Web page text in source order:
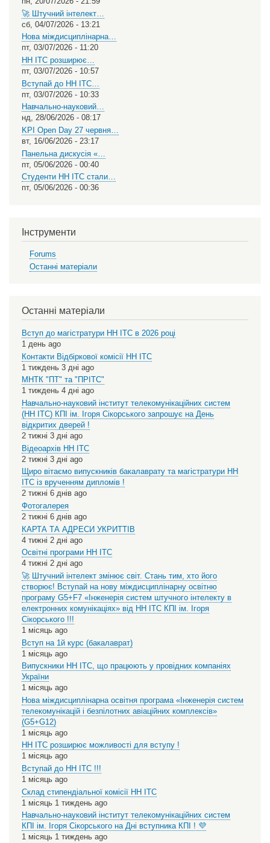
🚀 Штучний інтелект…
сб, 04/07/2026 - 13:21
Нова міждисциплінарна…
пт, 03/07/2026 - 11:20
НН ІТС розширює…
пт, 03/07/2026 - 10:57
Вступай до НН ІТС…
пт, 03/07/2026 - 10:33
Навчально-науковий…
нд, 28/06/2026 - 08:17
KPI Open Day 27 червня…
вт, 16/06/2026 - 23:17
Панельна дискусія «…
пт, 05/06/2026 - 00:40
Студенти НН ІТС стали…
пт, 05/06/2026 - 00:36
Інструменти
Forums
Останні матеріали
Останні матеріали
Вступ до магістратури НН ІТС в 2026 році
1 день ago
Контакти Відбіркової комісії НН ІТС
1 тиждень 3 дні ago
МНТК "ПТ" та "ПРІТС"
1 тиждень 4 дні ago
Навчально-науковий інститут телекомунікаційних систем
(НН ІТС) КПІ ім. Ігоря Сікорського запрошує на День
відкритих дверей !
2 тижні 3 дні ago
Відеоархів НН ІТС
2 тижні 3 дні ago
Щиро вітаємо випускників бакалаврату та магістратури НН
ІТС із врученням дипломів !
2 тижні 6 днів ago
Фотогалерея
2 тижні 6 днів ago
КАРТА ТА АДРЕСИ УКРИТТІВ
4 тижні 2 дні ago
Освітні програми НН ІТС
4 тижні 2 дні ago
🚀 Штучний інтелект змінює світ. Стань тим, хто його
створює! Вступай на нову міждисциплінарну освітню
програму G5+F7 «Інженерія систем штучного інтелекту в
електронних комунікаціях» від НН ІТС КПІ ім. Ігоря
Сікорського !!!
1 місяць ago
Вступ на 1й курс (бакалаврат)
1 місяць ago
Випускники НН ІТС, що працюють у провідних компаніях
України
1 місяць ago
Нова міждисциплінарна освітня програма «Інженерія систем
телекомунікацій і безпілотних авіаційних комплексів»
(G5+G12)
1 місяць ago
НН ІТС розширює можливості для вступу !
1 місяць ago
Вступай до НН ІТС !!!
1 місяць ago
Склад стипендіальної комісії НН ІТС
1 місяць 1 тиждень ago
Навчально-науковий інститут телекомунікаційних систем
КПІ ім. Ігоря Сікорського на Дні вступника КПІ ! 💜
1 місяць 1 тиждень ago